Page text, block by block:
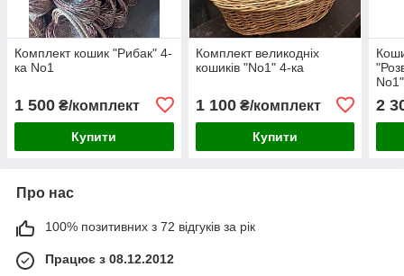
Комплект кошик "Рибак" 4-
ка No1
1 500 ₴/комплект
Купити
Комплект великодніх
кошиків "No1" 4-ка
1 100₴/комплект
Купити
No1"
2
Про нас
100% позитивних з 72 відгуків за рік
Працює з 08.12.2012